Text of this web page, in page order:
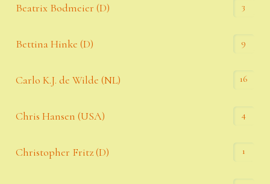
Beatrix Bodmeier (D) 3
Bettina Hinke (D) 9
Carlo K.J. de Wilde (NL) 16
Chris Hansen (USA) 4
Christopher Fritz (D) 1